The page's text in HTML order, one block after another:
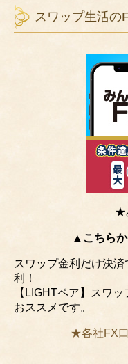
スワップ生活の
★
▲こちら
スワップ金利だけ決
利！
【LIGHTペア】スワ
おススメです。
★各社FX